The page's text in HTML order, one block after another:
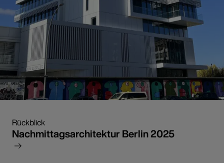
Rückblick
Nachmittagsarchitektur Berlin 2025